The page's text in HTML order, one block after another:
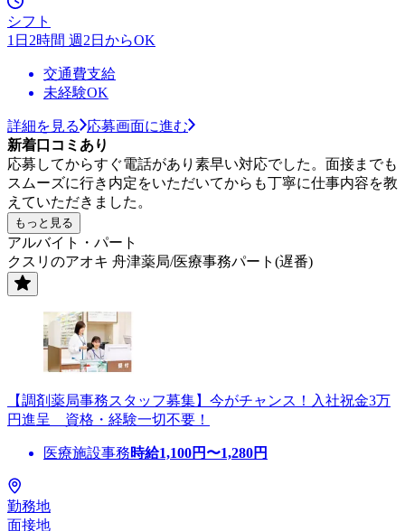
シフト
1日2時間 週2日からOK
交通費支給
未経験OK
詳細を見る
応募画面に進む
新着口コミあり
応募してからすぐ電話があり素早い対応でした。面接までも
スムーズに行き内定をいただいてからも丁寧に仕事内容を教
えていただきました。
もっと見る
アルバイト・パート
クスリのアオキ 舟津薬局/医療事務パート(遅番)
【調剤薬局事務スタッフ募集】今がチャンス！入社祝金3万
円進呈 資格・経験一切不要！
医療施設事務時給1,100円〜1,280円
勤務地
面接地